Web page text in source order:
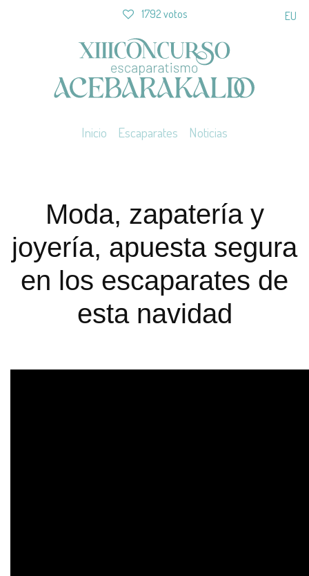
1792 votos EU
Inicio Escaparates Noticias
Moda, zapatería y
joyería, apuesta segura
en los escaparates de
esta navidad